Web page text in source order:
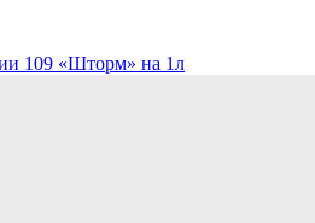
109 «Шторм» на 1л